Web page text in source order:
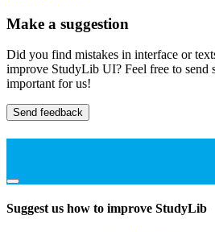
Make a suggestion
Did you find mistakes in interface or
improve StudyLib UI? Feel free to send
important for us!
Send feedback
Suggest us how to improve StudyLib